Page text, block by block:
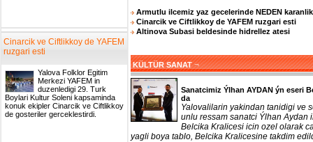
Cinarcik ve Ciftlikkoy de YAFEM
ruzgari esti
Yalova Folklor Egitim
Merkezi YAFEM in
duzenledigi 29. Turk
Boylari Kultur Soleni kapsaminda
konuk ekipler Cinarcik ve Ciftlikkoy
de gosteriler gerceklestirdi.
Armutlu ilcemiz yaz gecelerinde NEDEN karanlik
Cinarcik ve Ciftlikkoy de YAFEM ruzgari esti
Altinova Subasi beldesinde hidrellez atesi
KÜLTÜR SANAT ¬
Sanatcimiz Ýlhan AYDAN ýn eseri
da
Yalovalilarin yakindan tanidigi ve
unlu ressam sanatci Ýlhan Aydan
Belcika Kralicesi icin ozel olarak
yagli boya tablo, Belcika Kralicesine takdim